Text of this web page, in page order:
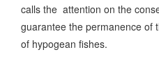
calls the attention on the
guarantee the permanence of
of hypogean fishes.